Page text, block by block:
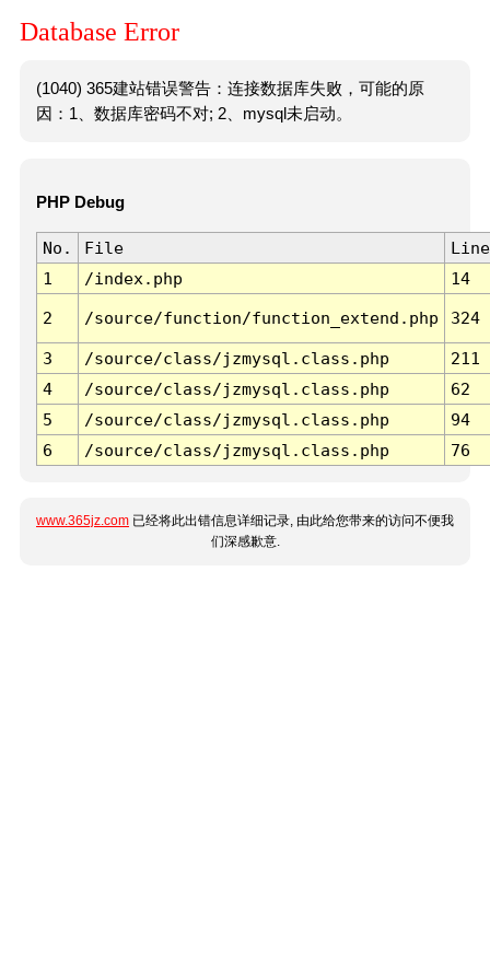
Database Error
(1040) 365建站错误警告：连接数据库失败，可能的原
因：1、数据库密码不对; 2、mysql未启动。
PHP Debug
No. File
Line
1
/index.php 14
2 /source/function/function_extend.php 324
3 /source/class/jzmysql.class.php
211
4
/source/class/jzmysql.class.php
62
5
/source/class/jzmysql.class.php
94
6
/source/class/jzmysql.class.php 76
www.365jz.com 已经将此出错信息详细记录, 由此给您带来的访问不便我
们深感歉意.